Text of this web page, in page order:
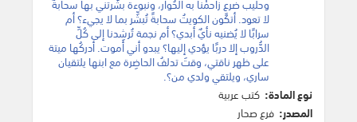
وحليب ضرعٍ زاحمْنا به الحُوار، ونبوءة بشَّرتني بها سحابةٌ
لا تعود. أتكون الكويتُ سحابةً تُبشِّر بما لا يجيء؟ أم
سرابًا لا يُضنيه نأيٌ أبدي؟ أم نجمة تُرشِدنا إلى كُلِّ
الدُّروب إلا دربًا يؤدي إليها؟ يبدو أني أموت. أدركُها ميتة
على ظهر ناقتي، وقتَ تدلفُ الحاضِرة مع ابنها يلتقيان
ساري، ويلتقي ولدي من؟.
نوع المادة: كتب عربية
المصدر: فرع صحار